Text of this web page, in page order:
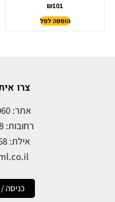
₪101
הוספה לסל
צרו
אתר: 050-6600060
רחובות: 08-6289558
אילת: 08-6336368
כניסה